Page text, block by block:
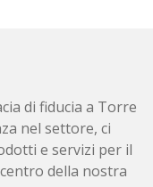
di fiducia a Torre
nel settore, ci
e servizi per il
della nostra